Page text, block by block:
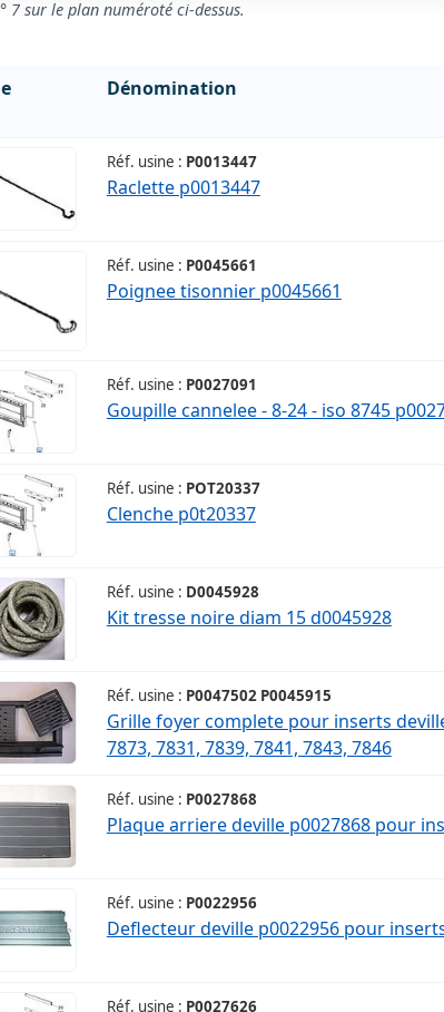
7 sur le plan numéroté ci-dessus.
Dénomination
Réf. usine : P0013447
Raclette p0013447
Réf. usine : P0045661
Poignee tisonnier p0045661
Réf. usine : P0027091
Goupille cannelee - 8-24 - iso 8745
Réf. usine : POT20337
Clenche p0t20337
Réf. usine : D0045928
Kit tresse noire diam 15 d0045928
Réf. usine : P0047502 P0045915
Grille foyer complete pour inserts deville
7873, 7831, 7839, 7841, 7843, 7846
Réf. usine : P0027868
Plaque arriere deville p0027868 pour
Réf. usine : P0022956
Deflecteur deville p0022956 pour
Réf. usine : P0027626